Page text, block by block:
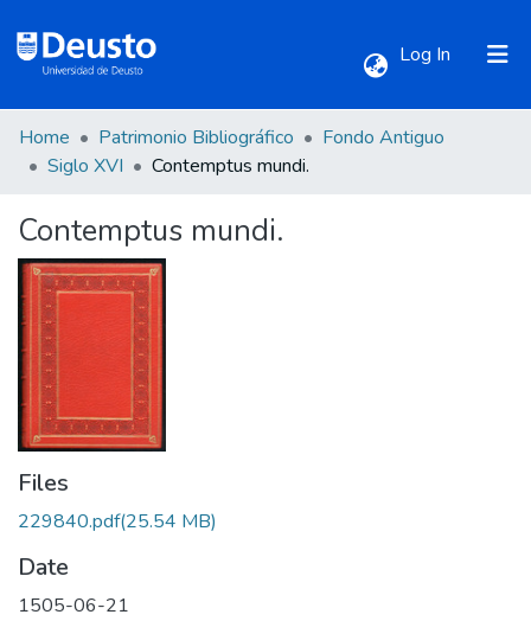
Log In (current)
Communities & Collections
All of DSpace
Statistics
Home Patrimonio Bibliográfico
Fondo Antiguo
Siglo XVI
Contemptus mundi.
Contemptus mundi.
Files
229840.pdf(25.54 MB)
Date
1505-06-21